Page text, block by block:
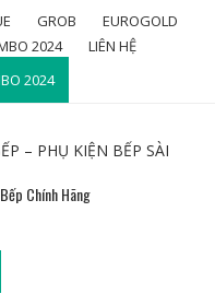
GROB
EUROGOLD
2024
LIÊN HỆ
2024
Chính Hãng